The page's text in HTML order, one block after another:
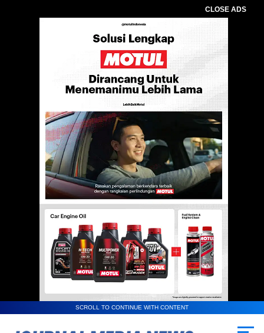
CLOSE ADS
SCROLL TO CONTINUE WITH CONTENT